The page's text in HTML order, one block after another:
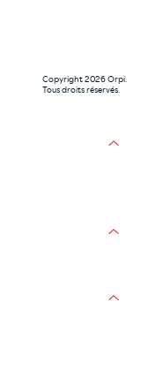
Copyright 2026 Orpi.
Tous droits réservés.